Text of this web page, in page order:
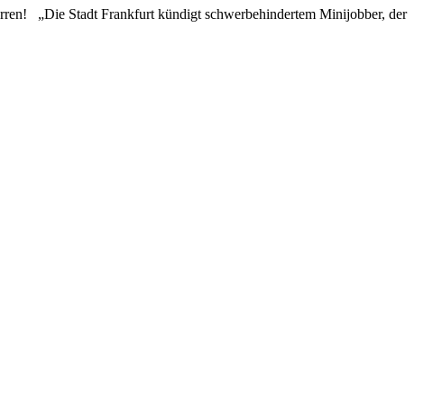
„Die Stadt Frankfurt kündigt schwerbehindertem Minijobber, der